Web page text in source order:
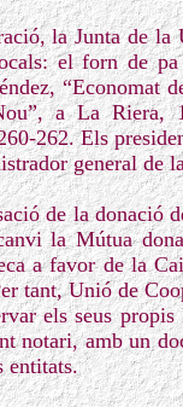
la Junta de
el forn de
“Economat
a La Riera,
262. Els
general de
de la donació
la Mútua
a favor de la
tant, Unió de
els seus
notari, amb un
entitats.